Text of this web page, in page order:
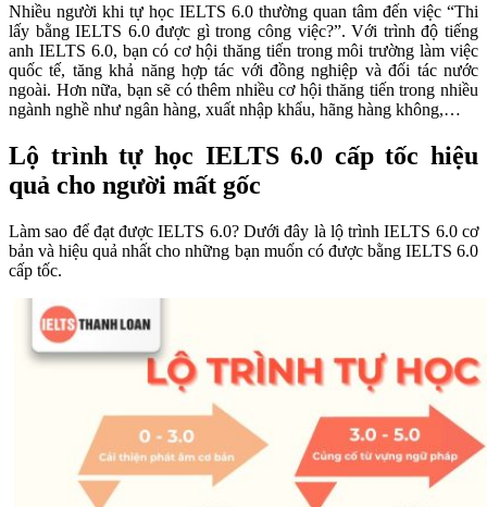
Nhiều người khi tự học IELTS 6.0 thường quan tâm đến việc “Thi
lấy bằng IELTS 6.0 được gì trong công việc?”. Với trình độ tiếng
anh IELTS 6.0, bạn có cơ hội thăng tiến trong môi trường làm việc
quốc tế, tăng khả năng hợp tác với đồng nghiệp và đối tác nước
ngoài. Hơn nữa, bạn sẽ có thêm nhiều cơ hội thăng tiến trong nhiều
ngành nghề như ngân hàng, xuất nhập khẩu, hãng hàng không,…
Lộ trình tự học IELTS 6.0 cấp tốc hiệu
quả cho người mất gốc
Làm sao để đạt được IELTS 6.0? Dưới đây là lộ trình IELTS 6.0 cơ
bản và hiệu quả nhất cho những bạn muốn có được bằng IELTS 6.0
cấp tốc.